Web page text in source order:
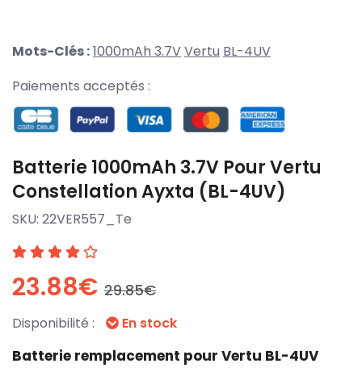
Mots-Clés :1000mAh 3.7VVertu BL-4UV
Paiements acceptés :
Batterie 1000mAh 3.7V Pour Vertu
Constellation Ayxta (BL-4UV)
SKU: 22VER557_Te
23.88€ 29.85€
Disponibilité : En stock
Batterie remplacement pour Vertu BL-4UV